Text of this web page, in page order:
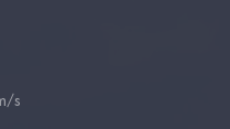
s